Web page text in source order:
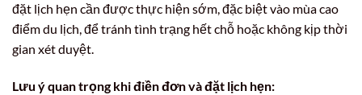
đặt lịch hẹn cần được thực hiện sớm, đặc biệt vào mùa cao
điểm du lịch, để tránh tình trạng hết chỗ hoặc không kịp thời
gian xét duyệt.
Lưu ý quan trọng khi điền đơn và đặt lịch hẹn: